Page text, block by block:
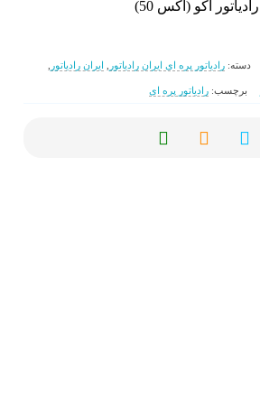
اکو (آکس 50)
دسته: رادیاتور پره ای ایران رادیاتور ایران رادیاتور
برچسب: رادیاتور پره ای